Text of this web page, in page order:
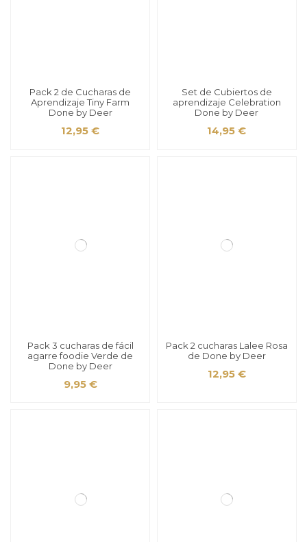
Pack 2 de Cucharas de
Aprendizaje Tiny Farm
Done by Deer
12,95 €
Set de Cubiertos de
aprendizaje Celebration
Done by Deer
14,95 €
Pack 3 cucharas de fácil
agarre foodie Verde de
Done by Deer
9,95 €
Pack 2 cucharas Lalee Rosa
de Done by Deer
12,95 €